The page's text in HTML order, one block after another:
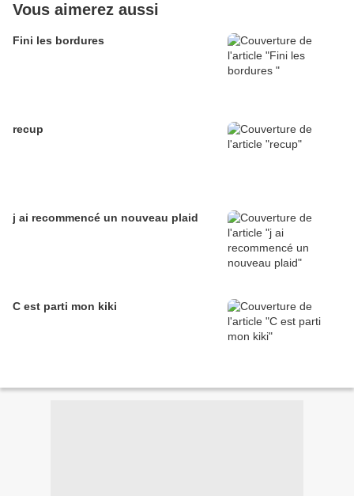
Vous aimerez aussi
Fini les bordures
recup
j ai recommencé un nouveau plaid
C est parti mon kiki